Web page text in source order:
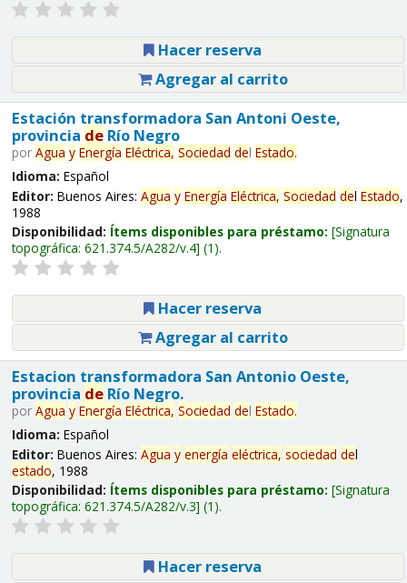
Hacer reserva
Agregar al carrito
Estación transformadora San Antoni Oeste,
provincia deRío Negro
por Agua y Energía Eléctrica, Sociedad del Estado.
Idioma: Español
Editor: Buenos Aires: Agua y Energía Eléctrica, Sociedad del Estado,
1988
Disponibilidad: Ítems disponibles para préstamo: Signatura
topográfica: 621.374.5/A282/v.4 (1).
Hacer reserva
Agregar al carrito
Estacion transformadora San Antonio Oeste,
provincia deRío Negro.
por Agua y Energía Eléctrica, Sociedad del Estado.
Idioma: Español
Editor: Buenos Aires: Agua y energía eléctrica, sociedad del
estado, 1988
Disponibilidad: Ítems disponibles para préstamo: Signatura
topográfica: 621.374.5/A282/v.3 (1).
Hacer reserva